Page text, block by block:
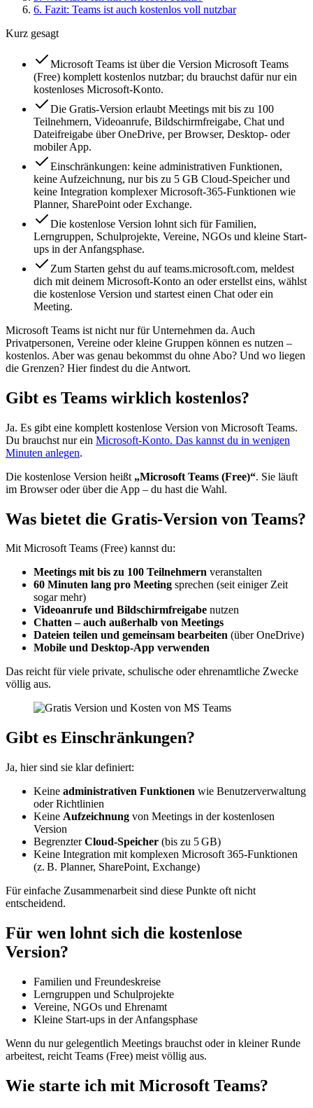
6. Fazit: Teams ist auch kostenlos voll nutzbar
Kurz gesagt
Microsoft Teams ist über die Version Microsoft Teams
(Free) komplett kostenlos nutzbar; du brauchst dafür nur ein
kostenloses Microsoft-Konto.
Die Gratis-Version erlaubt Meetings mit bis zu 100
Teilnehmern, Videoanrufe, Bildschirmfreigabe, Chat und
Dateifreigabe über OneDrive, per Browser, Desktop- oder
mobiler App.
Einschränkungen: keine administrativen Funktionen,
keine Aufzeichnung, nur bis zu 5 GB Cloud-Speicher und
keine Integration komplexer Microsoft-365-Funktionen wie
Planner, SharePoint oder Exchange.
Die kostenlose Version lohnt sich für Familien,
Lerngruppen, Schulprojekte, Vereine, NGOs und kleine Start-
ups in der Anfangsphase.
Zum Starten gehst du auf teams.microsoft.com, meldest
dich mit deinem Microsoft-Konto an oder erstellst eins, wählst
die kostenlose Version und startest einen Chat oder ein
Meeting.
Microsoft Teams ist nicht nur für Unternehmen da. Auch
Privatpersonen, Vereine oder kleine Gruppen können es nutzen –
kostenlos. Aber was genau bekommst du ohne Abo? Und wo liegen
die Grenzen? Hier findest du die Antwort.
Gibt es Teams wirklich kostenlos?
Ja. Es gibt eine komplett kostenlose Version von Microsoft Teams.
Du brauchst nur ein Microsoft-Konto. Das kannst du in wenigen
Minuten anlegen.
Die kostenlose Version heißt „Microsoft Teams (Free)“. Sie läuft
im Browser oder über die App – du hast die Wahl.
Was bietet die Gratis-Version von Teams?
Mit Microsoft Teams (Free) kannst du:
Meetings mit bis zu 100 Teilnehmern veranstalten
60 Minuten lang pro Meeting sprechen (seit einiger Zeit
sogar mehr)
Videoanrufe und Bildschirmfreigabe nutzen
Chatten – auch außerhalb von Meetings
Dateien teilen und gemeinsam bearbeiten (über OneDrive)
Mobile und Desktop-App verwenden
Das reicht für viele private, schulische oder ehrenamtliche Zwecke
völlig aus.
Gibt es Einschränkungen?
Ja, hier sind sie klar definiert:
Keine administrativen Funktionen wie Benutzerverwaltung
oder Richtlinien
Keine Aufzeichnung von Meetings in der kostenlosen
Version
BegrenzterCloud-Speicher (bis zu 5 GB)
Keine Integration mit komplexen Microsoft 365-Funktionen
(z. B. Planner, SharePoint, Exchange)
Für einfache Zusammenarbeit sind diese Punkte oft nicht
entscheidend.
Für wen lohnt sich die kostenlose
Version?
Familien und Freundeskreise
Lerngruppen und Schulprojekte
Vereine, NGOs und Ehrenamt
Kleine Start-ups in der Anfangsphase
Wenn du nur gelegentlich Meetings brauchst oder in kleiner Runde
arbeitest, reicht Teams (Free) meist völlig aus.
Wie starte ich mit Microsoft Teams?